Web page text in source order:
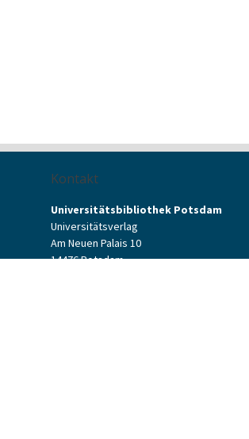
Kontakt
Universitätsbibliothek Potsdam
Universitätsverlag
Am Neuen Palais 10
14476 Potsdam